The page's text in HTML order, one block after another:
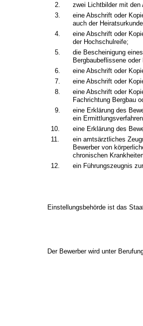
2.
zwei Lichtbilder mit
3.
eine Abschrift oder
auch der
4.
eine Abschrift oder
der Hochschulreife;
5.
die Bescheinigung
Bergbaubeflissene
6.
eine Abschrift oder
7.
eine Abschrift oder
8.
eine Abschrift oder
Fachrichtung Bergbau
9.
eine Erklärung des
ein
10.
eine Erklärung des
11.
ein amtsärztliches
Bewerber von
chronischen
12.
ein Führungszeugnis
Einstellungsbehörde ist das
Der Bewerber wird unter